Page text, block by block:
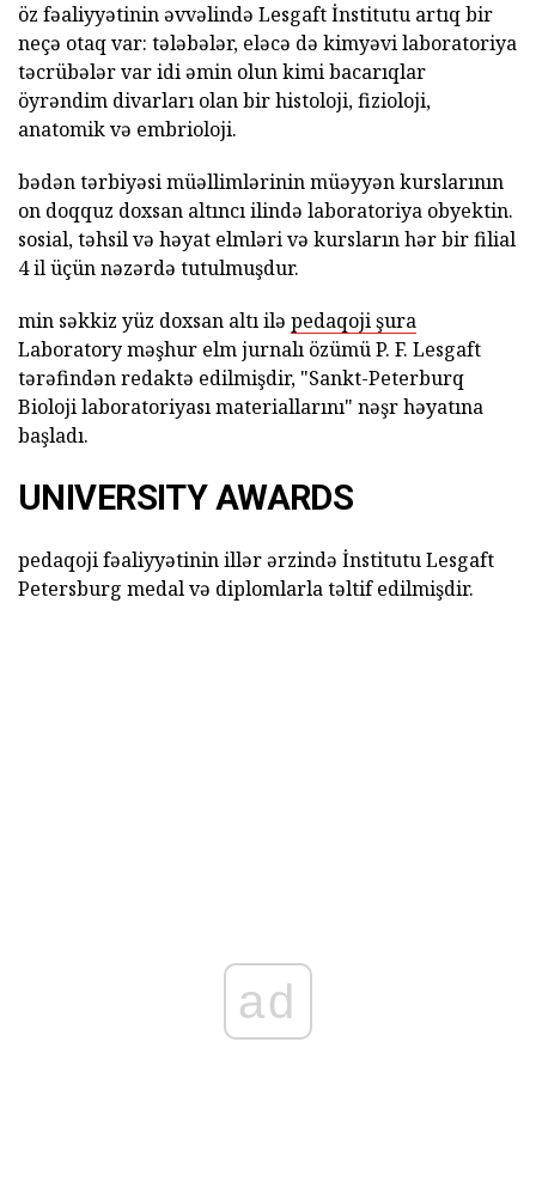
öz fəaliyyətinin əvvəlində Lesgaft İnstitutu artıq bir
neçə otaq var: tələbələr, eləcə də kimyəvi laboratoriya
təcrübələr var idi əmin olun kimi bacarıqlar
öyrəndim divarları olan bir histoloji, fizioloji,
anatomik və embrioloji.
bədən tərbiyəsi müəllimlərinin müəyyən kurslarının
on doqquz doxsan altıncı ilində laboratoriya obyektin.
sosial, təhsil və həyat elmləri və kursların hər bir filial
4 il üçün nəzərdə tutulmuşdur.
min səkkiz yüz doxsan altı ilə pedaqoji şura
Laboratory məşhur elm jurnalı özümü P. F. Lesgaft
tərəfindən redaktə edilmişdir, "Sankt-Peterburq
Bioloji laboratoriyası materiallarını" nəşr həyatına
başladı.
UNIVERSITY AWARDS
pedaqoji fəaliyyətinin illər ərzində İnstitutu Lesgaft
Petersburg medal və diplomlarla təltif edilmişdir.
ad